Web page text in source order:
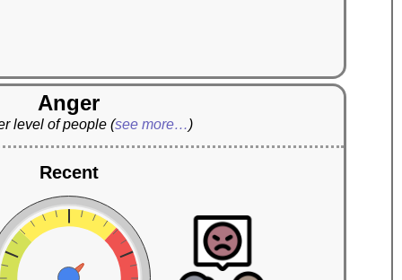
Anger
level of people(see more…)
Recent